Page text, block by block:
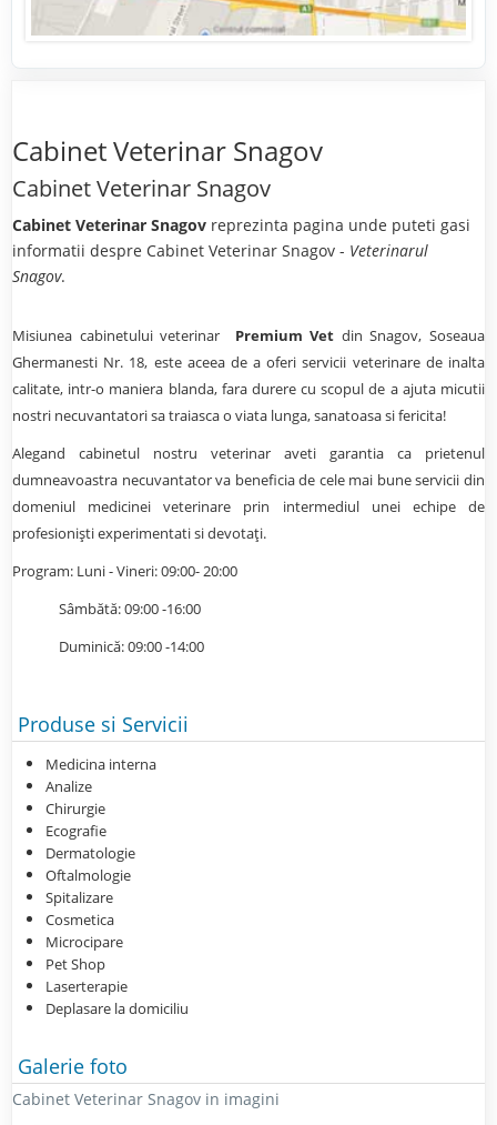
Cabinet Veterinar Snagov
Cabinet Veterinar Snagov
Cabinet Veterinar Snagov reprezinta pagina unde puteti gasi
informatii despre Cabinet Veterinar Snagov - Veterinarul
Snagov.
Misiunea cabinetului veterinar Premium Vet din Snagov, Soseaua
Ghermanesti Nr. 18, este aceea de a oferi servicii veterinare de inalta
calitate, intr-o maniera blanda, fara durere cu scopul de a ajuta micutii
nostri necuvantatori sa traiasca o viata lunga, sanatoasa si fericita!
Alegand cabinetul nostru veterinar aveti garantia ca prietenul
dumneavoastra necuvantator va beneficia de cele mai bune servicii din
domeniul medicinei veterinare prin intermediul unei echipe de
profesionişti experimentati si devotaţi.
Program: Luni - Vineri: 09:00- 20:00
Sâmbătă: 09:00 -16:00
Duminică: 09:00 -14:00
Produse si Servicii
Medicina interna
Analize
Chirurgie
Ecografie
Dermatologie
Oftalmologie
Spitalizare
Cosmetica
Microcipare
Pet Shop
Laserterapie
Deplasare la domiciliu
Galerie foto
Cabinet Veterinar Snagov in imagini